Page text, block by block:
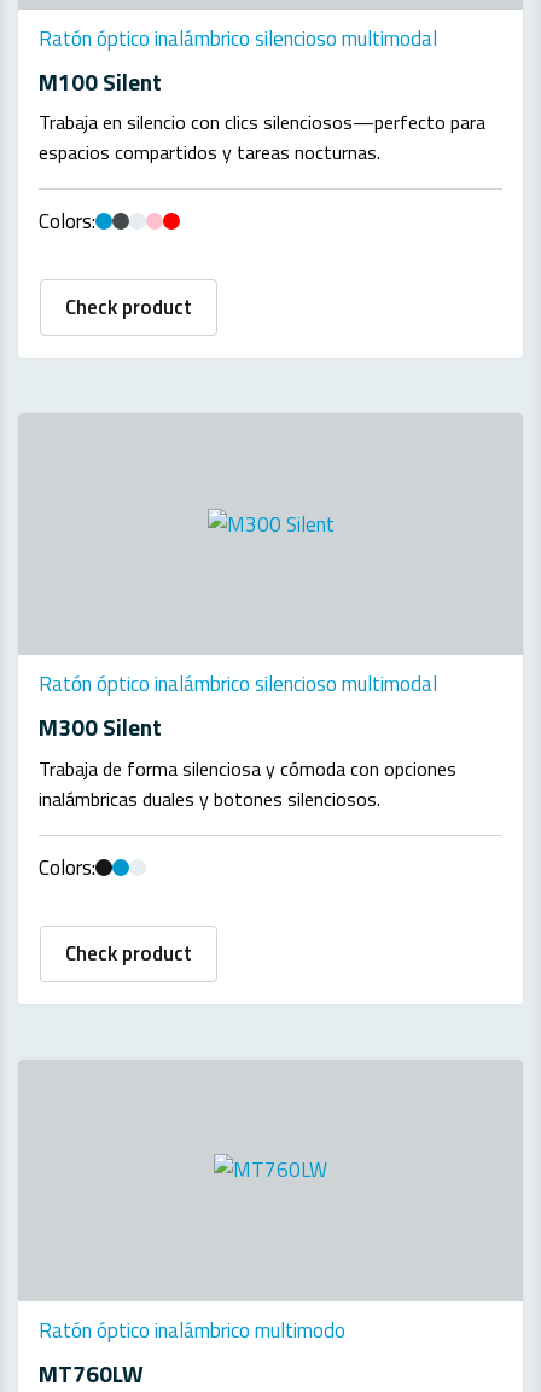
Ratón óptico inalámbrico silencioso multimodal
M100 Silent
Trabaja en silencio con clics silenciosos—perfecto para
espacios compartidos y tareas nocturnas.
Colors:
Check product
Ratón óptico inalámbrico silencioso multimodal
M300 Silent
Trabaja de forma silenciosa y cómoda con opciones
inalámbricas duales y botones silenciosos.
Colors:
Check product
Ratón óptico inalámbrico multimodo
MT760LW